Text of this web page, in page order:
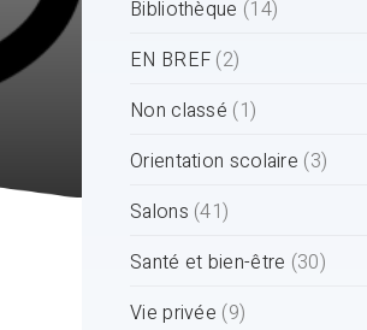
Bibliothèque (14)
EN BREF (2)
Non classé (1)
Orientation scolaire (3)
Salons (41)
Santé et bien-être (30)
Vie privée (9)